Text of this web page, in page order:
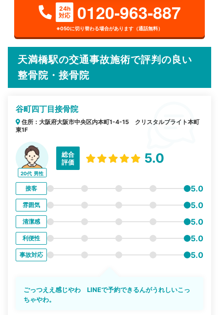
24h
対応
0120-963-887
※050に切り替わる場合があります（通話無料）
天満橋駅の交通事故施術で評判の良い
整骨院・接骨院
谷町四丁目接骨院
住所：大阪府大阪市中央区内本町1-4-15 クリスタルブライト本町
東1F
20代 男性
総合
評価
5.0
接客 5.0
雰囲気 5.0
清潔感 5.0
利便性 5.0
事故対応 5.0
ごっつええ感じやわ LINEで予約できるんがうれしいこっ
ちゃやわ。